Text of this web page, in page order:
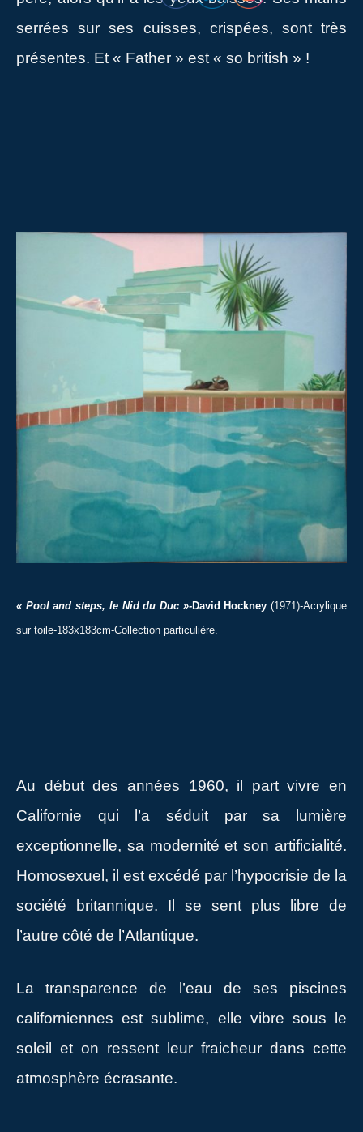
serrées sur ses cuisses, crispées, sont très
présentes. Et « Father » est « so british » !
« Pool and steps, le Nid du Duc »-David Hockney(1971)-Acrylique
sur toile-183x183cm-Collection particulière.
Au début des années 1960, il part vivre en
Californie qui l’a séduit par sa lumière
exceptionnelle, sa modernité et son artificialité.
Homosexuel, il est excédé par l’hypocrisie de la
société britannique. Il se sent plus libre de
l’autre côté de l’Atlantique.
La transparence de l’eau de ses piscines
californiennes est sublime, elle vibre sous le
soleil et on ressent leur fraicheur dans cette
atmosphère écrasante.